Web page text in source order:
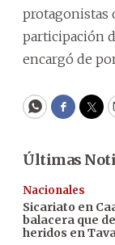
protagonistas
participación
encargó de
WhatsApp
Últimas
Nacionales
Sicariato en
balacera que
heridos en